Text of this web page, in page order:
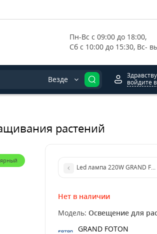
Пн-Вс с 09:00 до 18:00,
Сб с 10:00 до 15:30, Вс-
Везде
войдите
растений
Led лампа 220W GRAND
Нет в наличии
Модель: Освещение для
GRAND FOTON